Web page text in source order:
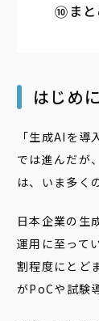
ま
はじめに
「生成AIを
では進んだが
は、いま多く
日本企業の生
運用に至って
割程度にとど
がPoCや試験